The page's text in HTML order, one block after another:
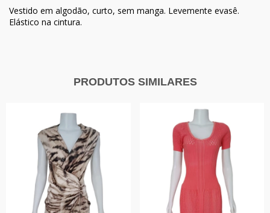
Vestido em algodão, curto, sem manga. Levemente evasê.
Elástico na cintura.
PRODUTOS SIMILARES